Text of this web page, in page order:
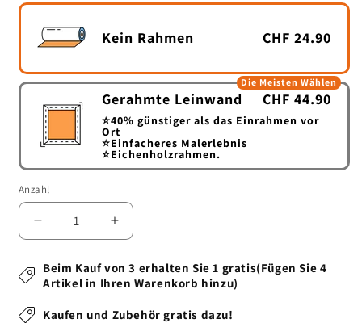
Kein Rahmen CHF 24.90
Gerahmte Leinwand CHF 44.90
⭐40% günstiger als das Einrahmen vor
Ort
⭐Einfacheres Malerlebnis
⭐Eichenholzrahmen.
Die Meisten Wählen
Anzahl
Anzahl
Verringere
die
Menge
für
Schneehase
Erhöhe
die
Menge
für
Schneehase
Beim Kauf von 3 erhalten Sie 1 gratis(Fügen Sie 4
Artikel in Ihren Warenkorb hinzu)
Kaufen und Zubehör gratis dazu!